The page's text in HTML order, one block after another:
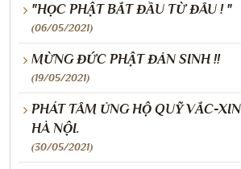
"HỌC PHẬT BẮT ĐẦU TỪ ĐÂU ! "
(06/05/2021)
MỪNG ĐỨC PHẬT ĐẢN SINH !!
(19/05/2021)
PHÁT TÂM ỦNG HỘ QUỸ VẮC-
HÀ NỘI.
(30/05/2021)